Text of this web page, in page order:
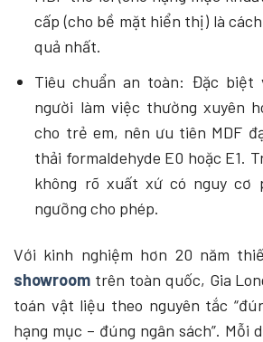
cấp (cho bề mặt hiển thị) là
quả nhất.
Tiêu chuẩn an toàn: Đặc biệt
người làm việc thường xuyên
cho trẻ em, nên ưu tiên MDF
thải formaldehyde E0 hoặc E1.
không rõ xuất xứ có nguy cơ
ngưỡng cho phép.
Với kinh nghiệm hơn 20 năm
showroom trên toàn quốc, Gia
toán vật liệu theo nguyên tắc
hạng mục – đúng ngân sách”. Mỗi